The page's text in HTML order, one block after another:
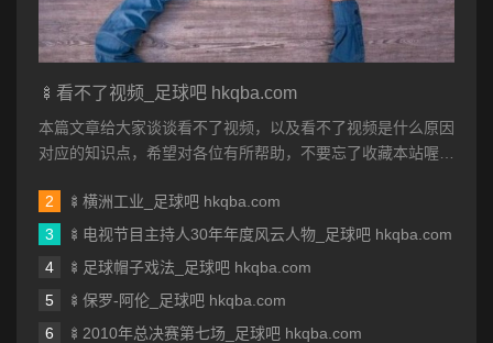
🍢看不了视频_足球吧 hkqba.com
本篇文章给大家谈谈看不了视频，以及看不了视频是什么原因
对应的知识点，希望对各位有所帮助，不要忘了收藏本站喔。
🍢横洲工业_足球吧 hkqba.com
🍢电视节目主持人30年年度风云人物_足球吧 hkqba.com
🍢足球帽子戏法_足球吧 hkqba.com
🍢保罗-阿伦_足球吧 hkqba.com
🍢2010年总决赛第七场_足球吧 hkqba.com